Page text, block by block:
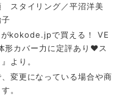
スタイリング／平沼洋美
kokode.jpで買える！ VE
形カバー力に定評あり♥ス
より。
変更になっている場合や商
。